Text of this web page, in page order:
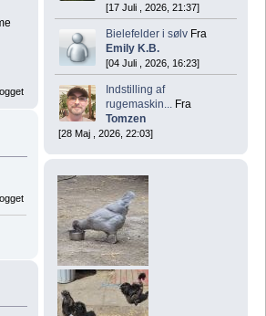
[17 Juli , 2026, 21:37]
Bielefelder i sølv Fra
Emily K.B.
[04 Juli , 2026, 16:23]
Indstilling af
rugemaskin... Fra
Tomzen
[28 Maj , 2026, 22:03]